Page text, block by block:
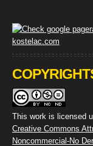
This work is licensed
Creative Commons
Noncommercial-No